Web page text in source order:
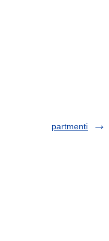
partmenti